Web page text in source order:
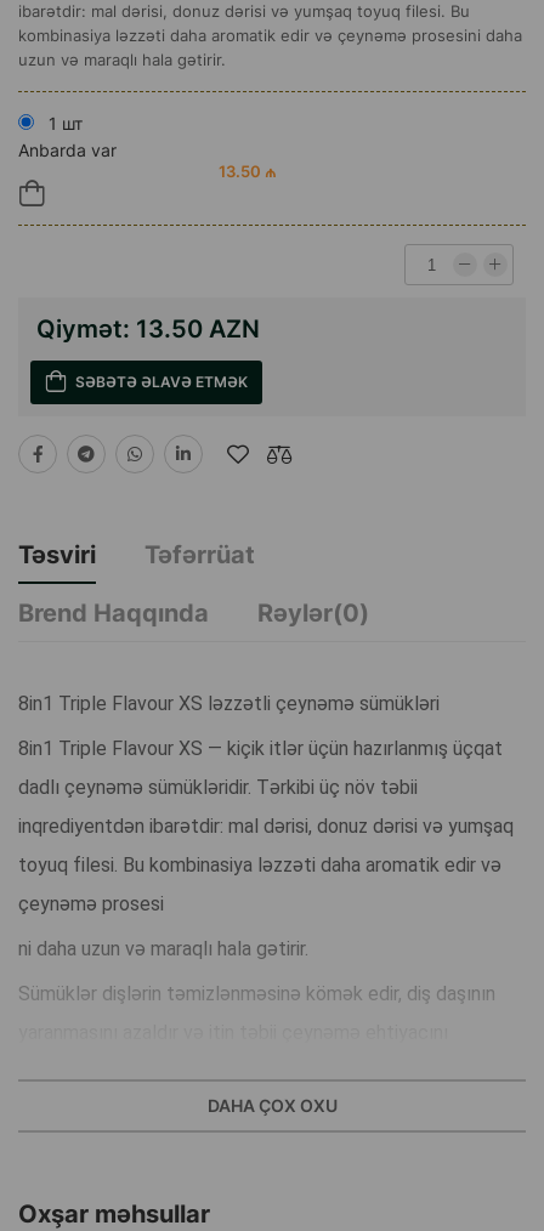
ibarətdir: mal dərisi, donuz dərisi və yumşaq toyuq filesi. Bu
kombinasiya ləzzəti daha aromatik edir və çeynəmə prosesini daha
uzun və maraqlı hala gətirir.
1 шт
Anbarda var
13.50 ₼
Qiymət: 13.50 AZN
SƏBƏTƏ ƏLAVƏ ETMƏK
Təsviri
Təfərrüat
Brend Haqqında
Rəylər(0)
8in1 Triple Flavour XS ləzzətli çeynəmə sümükləri
8in1 Triple Flavour XS — kiçik itlər üçün hazırlanmış üçqat
dadlı çeynəmə sümükləridir. Tərkibi üç növ təbii
inqrediyentdən ibarətdir: mal dərisi, donuz dərisi və yumşaq
toyuq filesi. Bu kombinasiya ləzzəti daha aromatik edir və
çeynəmə prosesi
ni daha uzun və maraqlı hala gətirir.
Sümüklər dişlərin təmizlənməsinə kömək edir, diş daşının
Bu ləzzət həm faydalıdır, həm təhlükəsizdir, həm də itinizi
DAHA ÇOX OXU
Oxşar məhsullar